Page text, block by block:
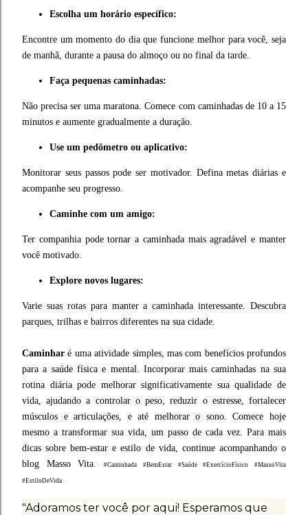
Escolha um horário específico:
Encontre um momento do dia que funcione melhor para você, seja
de manhã, durante a pausa do almoço ou no final da tarde.
Faça pequenas caminhadas:
Não precisa ser uma maratona. Comece com caminhadas de 10 a 15
minutos e aumente gradualmente a duração.
Use um pedômetro ou aplicativo:
Monitorar seus passos pode ser motivador. Defina metas diárias e
acompanhe seu progresso.
Caminhe com um amigo:
Ter companhia pode tornar a caminhada mais agradável e manter
você motivado.
Explore novos lugares:
Varie suas rotas para manter a caminhada interessante. Descubra
parques, trilhas e bairros diferentes na sua cidade.
Caminhar é uma atividade simples, mas com benefícios profundos
para a saúde física e mental. Incorporar mais caminhadas na sua
rotina diária pode melhorar significativamente sua qualidade de
vida, ajudando a controlar o peso, reduzir o estresse, fortalecer
músculos e articulações, e até melhorar o sono. Comece hoje
mesmo a transformar sua vida, um passo de cada vez. Para mais
dicas sobre bem-estar e estilo de vida, continue acompanhando o
blog Masso Vita.#Caminhada #BemEstar #Saúde #ExercícioFísico #MassoVita
#EstiloDeVida
"Adoramos ter você por aqui! Esperamos que